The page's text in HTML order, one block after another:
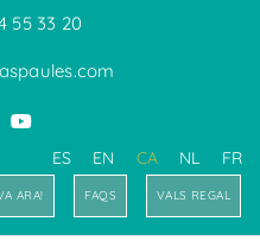
55 33 20
ES EN CA NL FR
ARA! FAQS VALS REGAL